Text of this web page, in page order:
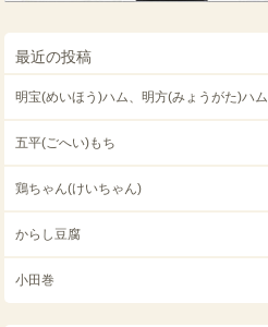
最近の投稿
明宝(めいほう)ハム、明方(みょうがた)ハム
五平(ごへい)もち
鶏ちゃん(けいちゃん)
からし豆腐
小田巻